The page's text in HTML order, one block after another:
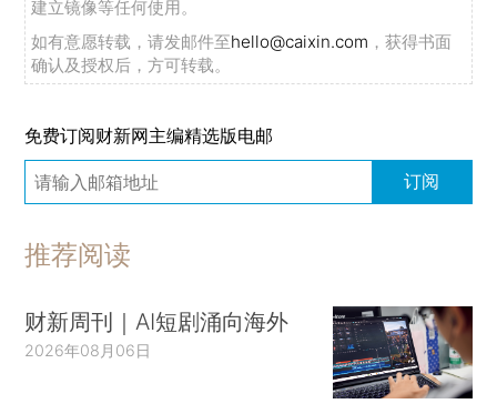
建立镜像等任何使用。
如有意愿转载，请发邮件至hello@caixin.com ，获得书面
确认及授权后，方可转载。
免费订阅财新网主编精选版电邮
订阅
推荐阅读
财新周刊｜AI短剧涌向海外
2026年08月06日